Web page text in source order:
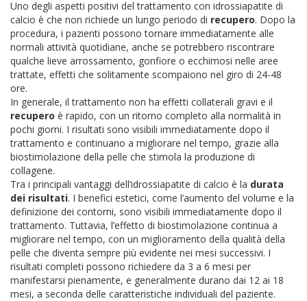
Uno degli aspetti positivi del trattamento con idrossiapatite di
calcio è che non richiede un lungo periodo di recupero. Dopo la
procedura, i pazienti possono tornare immediatamente alle
normali attività quotidiane, anche se potrebbero riscontrare
qualche lieve arrossamento, gonfiore o ecchimosi nelle aree
trattate, effetti che solitamente scompaiono nel giro di 24-48
ore.
In generale, il trattamento non ha effetti collaterali gravi e il
recupero è rapido, con un ritorno completo alla normalità in
pochi giorni. I risultati sono visibili immediatamente dopo il
trattamento e continuano a migliorare nel tempo, grazie alla
biostimolazione della pelle che stimola la produzione di
collagene.
Tra i principali vantaggi dell’idrossiapatite di calcio è la durata
dei risultati. I benefici estetici, come l’aumento del volume e la
definizione dei contorni, sono visibili immediatamente dopo il
trattamento. Tuttavia, l’effetto di biostimolazione continua a
migliorare nel tempo, con un miglioramento della qualità della
pelle che diventa sempre più evidente nei mesi successivi. I
risultati completi possono richiedere da 3 a 6 mesi per
manifestarsi pienamente, e generalmente durano dai 12 ai 18
mesi, a seconda delle caratteristiche individuali del paziente.